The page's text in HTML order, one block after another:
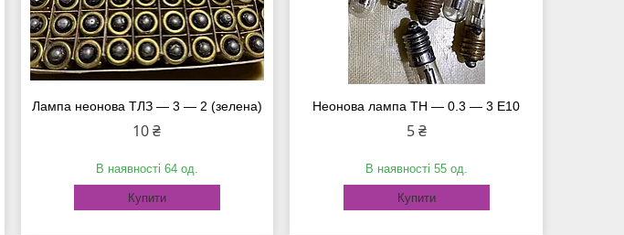
Лампа неонова ТЛЗ — 3 — 2 (зелена)
10 ₴
В наявності 64 од.
Купити
Неонова лампа ТН — 0.3 — 3 Е10
5 ₴
В наявності 55 од.
Купити